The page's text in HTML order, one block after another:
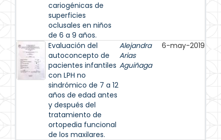
cariogénicas de
superficies
oclusales en niños
de 6 a 9 años.
Evaluación del
autoconcepto de
pacientes infantiles
con LPH no
sindrómico de 7 a 12
años de edad antes
y después del
tratamiento de
ortopedia funcional
de los maxilares.
Alejandra
Arias
Aguiñaga
6-may-2019